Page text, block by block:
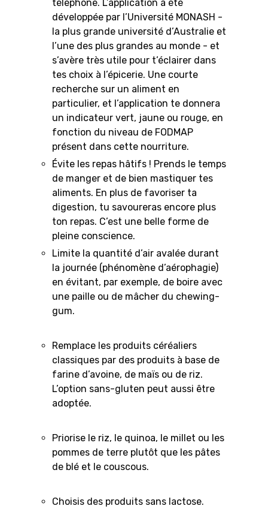
téléphone. L’application a été
développée par l’Université MONASH -
la plus grande université d’Australie et
l’une des plus grandes au monde - et
s’avère très utile pour t’éclairer dans
tes choix à l’épicerie. Une courte
recherche sur un aliment en
particulier, et l’application te donnera
un indicateur vert, jaune ou rouge, en
fonction du niveau de FODMAP
présent dans cette nourriture.
Évite les repas hâtifs ! Prends le temps
de manger et de bien mastiquer tes
aliments. En plus de favoriser ta
digestion, tu savoureras encore plus
ton repas. C’est une belle forme de
pleine conscience.
Limite la quantité d’air avalée durant
la journée (phénomène d’aérophagie)
en évitant, par exemple, de boire avec
une paille ou de mâcher du chewing-
gum.
Remplace les produits céréaliers
classiques par des produits à base de
farine d’avoine, de maïs ou de riz.
L’option sans-gluten peut aussi être
adoptée.
Priorise le riz, le quinoa, le millet ou les
pommes de terre plutôt que les pâtes
de blé et le couscous.
Choisis des produits sans lactose.